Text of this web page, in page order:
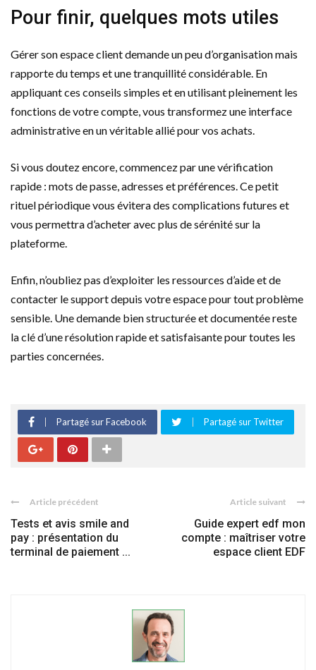
Pour finir, quelques mots utiles
Gérer son espace client demande un peu d’organisation mais
rapporte du temps et une tranquillité considérable. En
appliquant ces conseils simples et en utilisant pleinement les
fonctions de votre compte, vous transformez une interface
administrative en un véritable allié pour vos achats.
Si vous doutez encore, commencez par une vérification
rapide : mots de passe, adresses et préférences. Ce petit
rituel périodique vous évitera des complications futures et
vous permettra d’acheter avec plus de sérénité sur la
plateforme.
Enfin, n’oubliez pas d’exploiter les ressources d’aide et de
contacter le support depuis votre espace pour tout problème
sensible. Une demande bien structurée et documentée reste
la clé d’une résolution rapide et satisfaisante pour toutes les
parties concernées.
Partagé sur Facebook Partagé sur Twitter
Article précédent
Tests et avis smile and
pay : présentation du
terminal de paiement ...
Article suivant
Guide expert edf mon
compte : maîtriser votre
espace client EDF